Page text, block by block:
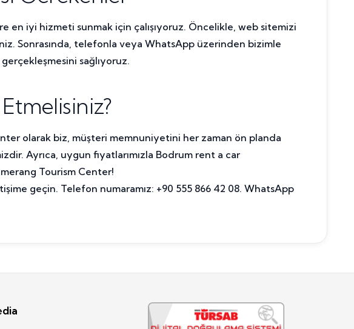
en iyi hizmeti sunmak için çalışıyoruz. Öncelikle, web sitemizi
Sonrasında, telefonla veya WhatsApp üzerinden bizimle
sağlıyoruz.
olarak biz, müşteri memnuniyetini her zaman ön planda
Ayrıca, uygun fiyatlarımızla Bodrum rent a car
Tourism Center!
geçin. Telefon numaramız: +90 555 866 42 08. WhatsApp